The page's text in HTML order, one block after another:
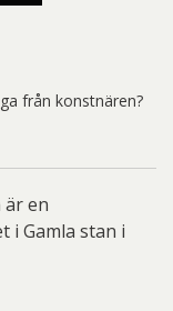
från konstnären?
är en
i Gamla stan i